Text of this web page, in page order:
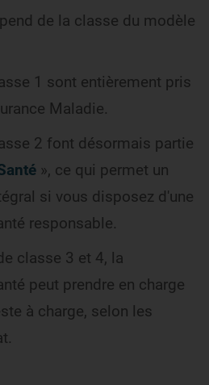
de la classe du modèle
1 sont entièrement pris
Maladie.
2 font désormais partie
», ce qui permet un
si vous disposez d'une
responsable.
classe 3 et 4, la
peut prendre en charge
à charge, selon les